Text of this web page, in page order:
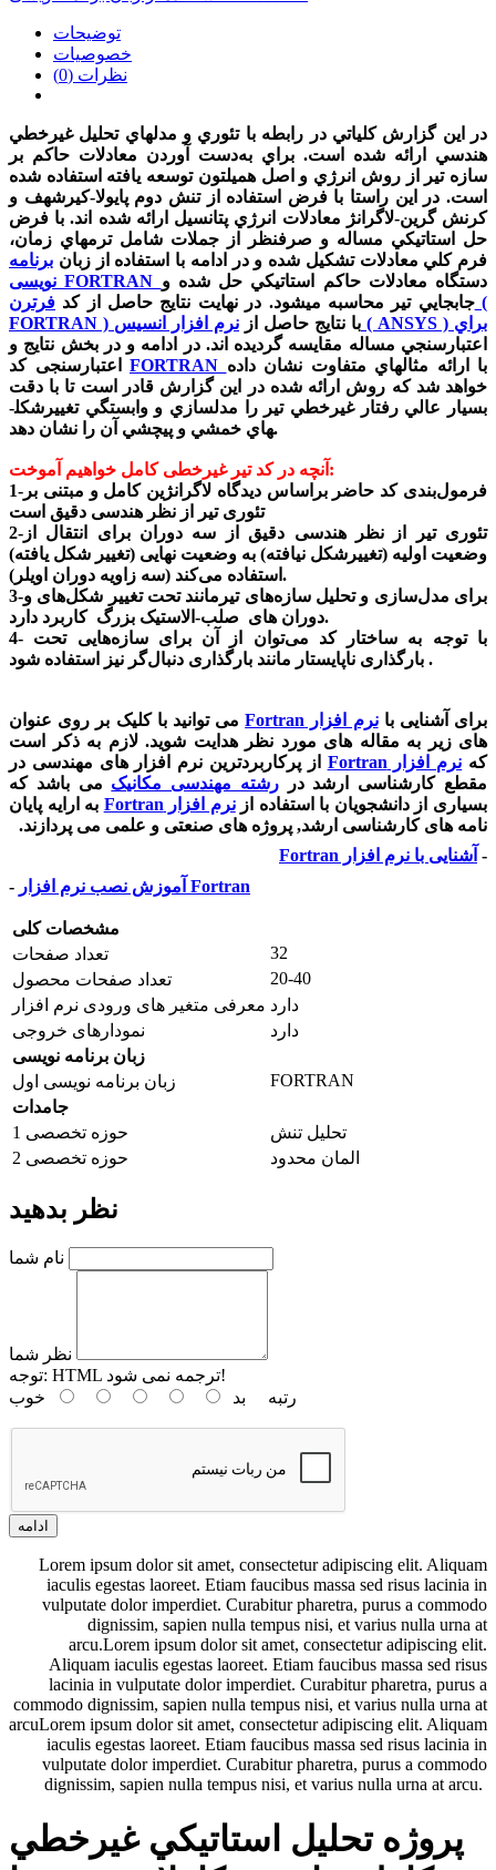
توضیحات
خصوصیات
نظرات (0)
در اين گزارش کلياتي در رابطه با تئوري و مدل­هاي تحليل غيرخطي
هندسي ارائه شده است. براي به‌دست آوردن معادلات حاکم بر
سازه‌ تير از روش انرژي و اصل هميلتون توسعه يافته استفاده شده
است. در اين راستا با فرض استفاده از تنش دوم پايولا-کيرشهف و
کرنش گرين-لاگرانژ معادلات انرژي پتانسيل ارائه شده­ اند. با فرض
حل استاتيکي مساله و صرفنظر از جملات شامل ترم­هاي زمان،
فرم کلي معادلات تشکيل شده و در ادامه با استفاده از زبان برنامه
نویسی FORTRAN دستگاه معادلات حاکم استاتيکي حل شده و
جابجايي تير محاسبه مي­شود. در نهايت نتايج حاصل از کد فرترن (
FORTRAN )
با نتايج حاصل از
نرم افزار انسیس ( ANSYS ) براي
اعتبارسنجي مساله مقايسه گرديده­ اند. در ادامه و در بخش نتايج و
FORTRAN با ارائه مثال­هاي متفاوت نشان داده
خواهد شد که روش ارائه شده در اين گزارش قادر است تا با دقت
بسيار عالي رفتار غيرخطي تير را مدل­سازي و وابستگي تغييرشکل­
هاي خمشي و پيچشي آن را نشان دهد.
آنچه در کد تیر غیرخطی کامل خواهیم آموخت:
1-فرمول‌بندی کد حاضر براساس دیدگاه لاگرانژین کامل و مبتنی بر
تئوری تیر از نظر هندسی دقیق است
2-تئوری تیر از نظر هندسی دقیق از سه دوران برای انتقال از
وضعیت اولیه (تغییرشکل نیافته) به وضعیت نهایی (تغییر شکل یافته)
استفاده می‌کند (سه زاویه دوران اویلر).
3-برای مدل‌سازی و تحلیل سازه‌های تیرمانند تحت تغییر شکل‌های و
دوران های صلب-الاستیک بزرگ کاربرد دارد.
4- با توجه به ساختار کد می‌توان از آن برای سازه‌هایی تحت
بارگذاری ناپایستار مانند بارگذاری دنبال‌گر نیز استفاده شود .
برای آشنایی بانرم افزار Fortran
می توانید با کلیک بر روی عنوان
های زیر به مقاله های مورد نظر هدایت شوید. لازم به ذکر است
که نرم افزار Fortran
از پرکاربردترین نرم افزار های مهندسی در
مقطع کارشناسی ارشد دررشته مهندسی مکانیک می باشد که
بسیاری از دانشجویان با استفاده ازنرم افزار Fortran
به ارایه پایان
نامه های کارشناسی ارشد, پروژه های صنعتی و علمی می پردازند.
- آشنایی با نرم افزار Fortran
-
آموزش نصب نرم افزار Fortran
مشخصات کلی
تعداد صفحات
32
تعداد صفحات محصول
20-40
معرفی متغیر های ورودی نرم افزار دارد
نمودارهای خروجی
دارد
زبان برنامه نویسی
زبان برنامه نویسی اول
FORTRAN
جامدات
حوزه تخصصی 1
تحلیل تنش
حوزه تخصصی 2
المان محدود
نظر بدهید
نام شما
نظر شما
توجه:
HTML ترجمه نمی شود!
رتبه بد خوب
ادامه
Lorem ipsum dolor sit amet, consectetur adipiscing elit. Aliquam
iaculis egestas laoreet. Etiam faucibus massa sed risus lacinia in
vulputate dolor imperdiet. Curabitur pharetra, purus a commodo
dignissim, sapien nulla tempus nisi, et varius nulla urna at
arcu.Lorem ipsum dolor sit amet, consectetur adipiscing elit.
Aliquam iaculis egestas laoreet. Etiam faucibus massa sed risus
lacinia in vulputate dolor imperdiet. Curabitur pharetra, purus a
commodo dignissim, sapien nulla tempus nisi, et varius nulla urna at
arcuLorem ipsum dolor sit amet, consectetur adipiscing elit. Aliquam
iaculis egestas laoreet. Etiam faucibus massa sed risus lacinia in
vulputate dolor imperdiet. Curabitur pharetra, purus a commodo
dignissim, sapien nulla tempus nisi, et varius nulla urna at arcu.
پروژه تحليل استاتيکي غيرخطي